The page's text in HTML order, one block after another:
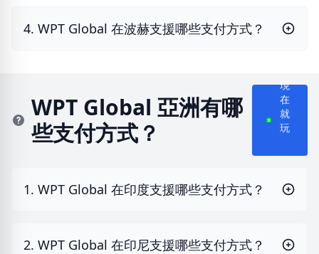
4. WPT Global 在波赫支援哪些支付方式？
WPT Global 亞洲有哪
些支付方式？
現
在
就
玩
1. WPT Global 在印度支援哪些支付方式？
2. WPT Global 在印尼支援哪些支付方式？